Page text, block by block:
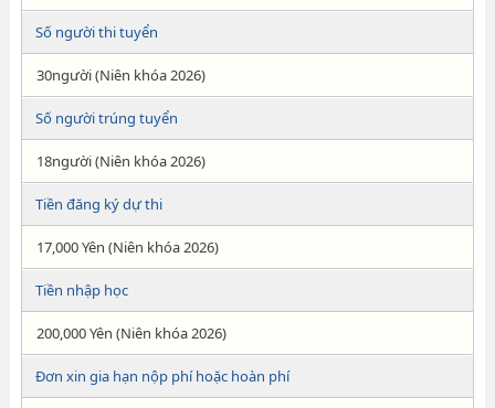
Số người thi tuyển
30người (Niên khóa 2026)
Số người trúng tuyển
18người (Niên khóa 2026)
Tiền đăng ký dự thi
17,000 Yên (Niên khóa 2026)
Tiền nhập học
200,000 Yên (Niên khóa 2026)
Đơn xin gia hạn nộp phí hoặc hoàn phí